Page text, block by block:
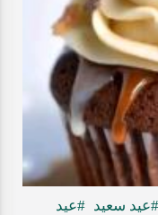
#عيد سعيد #عيد